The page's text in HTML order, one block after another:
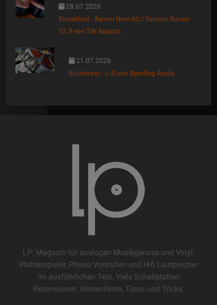
28.07.2026
Einzeltest - Raven New AC / Tonarm Raven
12.9 von TW Acustic
21.07.2026
Einzeltest - L-5 von Sperling Audio
LP: Magazin für analogen Musikgenuss und Vinyl.
Plattenspieler, Phono Vorstufen und Hifi Lautprecher
im ausführlichen Test. Viele Schallplatten
Rezensionen. Bestenlisten, Tipps und Tricks.